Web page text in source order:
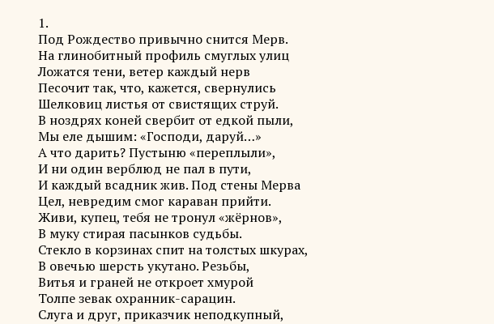
1.
Под Рождество привычно снится Мерв.
На глинобитный профиль смуглых улиц
Ложатся тени, ветер каждый нерв
Песочит так, что, кажется, свернулись
Шелковиц листья от свистящих струй.
В ноздрях коней свербит от едкой пыли,
Мы еле дышим: «Господи, даруй…»
А что дарить? Пустыню «переплыли»,
И ни один верблюд не пал в пути,
И каждый всадник жив. Под стены Мерва
Цел, невредим смог караван прийти.
Живи, купец, тебя не тронул «жёрнов»,
В муку стирая пасынков судьбы.
Стекло в корзинах спит на толстых шкурах,
В овечью шерсть укутано. Резьбы,
Витья и граней не откроет хмурой
Толпе зевак охранник-сарацин.
Слуга и друг, приказчик неподкупный,